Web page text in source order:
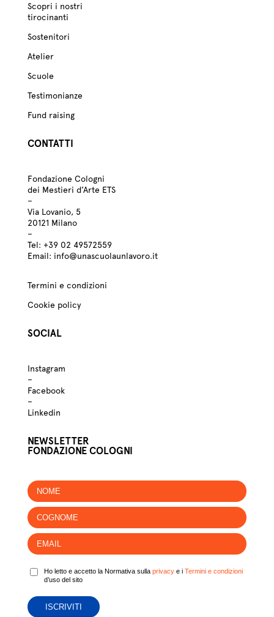
Scopri i nostri
tirocinanti
Sostenitori
Atelier
Scuole
Testimonianze
Fund raising
CONTATTI
Fondazione Cologni
dei Mestieri d’Arte ETS
–
Via Lovanio, 5
20121 Milano
–
Tel: +3902 49572559
Email: info@unascuolaunlavoro.it
Termini e condizioni
Cookie policy
SOCIAL
Instagram
–
Facebook
–
Linkedin
NEWSLETTER
FONDAZIONE COLOGNI
Ho letto e accetto la Normativa sulla privacye i Termini e condizioni
d’uso del sito